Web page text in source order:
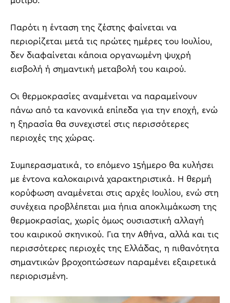
Παρότι η ένταση της ζέστης φαίνεται να
περιορίζεται μετά τις πρώτες ημέρες του Ιουλίου,
δεν διαφαίνεται κάποια οργανωμένη ψυχρή
εισβολή ή σημαντική μεταβολή του καιρού.
Οι θερμοκρασίες αναμένεται να παραμείνουν
πάνω από τα κανονικά επίπεδα για την εποχή, ενώ
η ξηρασία θα συνεχιστεί στις περισσότερες
περιοχές της χώρας.
Συμπερασματικά, το επόμενο 15ήμερο θα κυλήσει
με έντονα καλοκαιρινά χαρακτηριστικά. Η θερμή
κορύφωση αναμένεται στις αρχές Ιουλίου, ενώ στη
συνέχεια προβλέπεται μια ήπια αποκλιμάκωση της
θερμοκρασίας, χωρίς όμως ουσιαστική αλλαγή
του καιρικού σκηνικού. Για την Αθήνα, αλλά και τις
περισσότερες περιοχές της Ελλάδας, η πιθανότητα
σημαντικών βροχοπτώσεων παραμένει εξαιρετικά
περιορισμένη.